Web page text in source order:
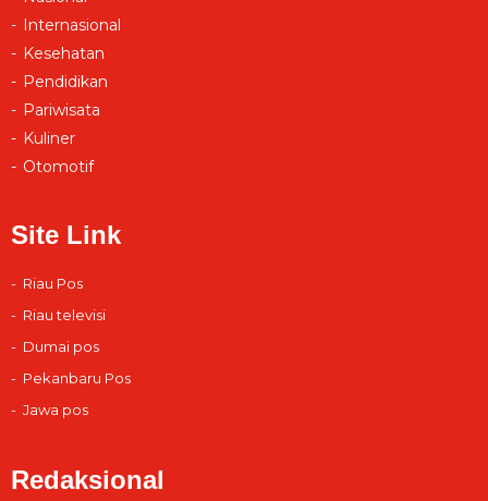
Internasional
Kesehatan
Pendidikan
Pariwisata
Kuliner
Otomotif
Site Link
Riau Pos
Riau televisi
Dumai pos
Pekanbaru Pos
Jawa pos
Redaksional